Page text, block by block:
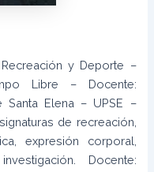
y Deporte –
Libre – Docente:
Santa Elena – UPSE –
de recreación,
expresión corporal,
Docente: